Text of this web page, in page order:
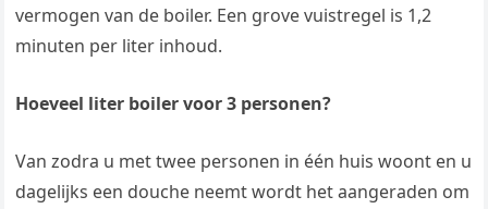
vermogen van de boiler. Een grove vuistregel is 1,2
minuten per liter inhoud.
Hoeveel liter boiler voor 3 personen?
Van zodra u met twee personen in één huis woont en u
dagelijks een douche neemt wordt het aangeraden om